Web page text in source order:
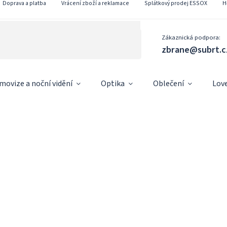
Doprava a platba Vrácení zboží a reklamace Splátkový prodej ESSOX
Zákaznická podpora:
a noční vidění Optika Oblečení